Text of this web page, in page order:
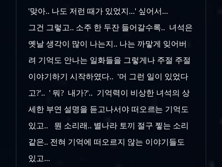
'맞아.. 나도 저런 때가 있었지...' 싶어서...
그건 그렇고.. 소주 한 두잔 들어갈수록.. 녀석은
옛날 생각이 많이 나는지.. 나는 까맣게 잊어버
려 기억도 안나는 일화들을 그렇게나 주절 주절
이야기하기 시작하였다.. '머 그런 일이 있었다
고?'.. ' 뭐? 내가?'.. 기억력이 비상한 녀석의 상
세한 부연 설명을 듣고나서야 떠오르는 기억도
있고.. 뭔 소리래.. 별나라 토끼 절구 찧는 소리
같은.. 전혀 기억에 떠오르지 않는 이야기들도
있고...